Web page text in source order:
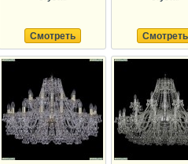
Смотреть Смотреть